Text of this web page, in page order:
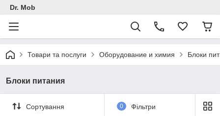
Dr. Mob
Товари та послуги Оборудование и химия Блоки
Блоки питания
Сортування 0 Фільтри